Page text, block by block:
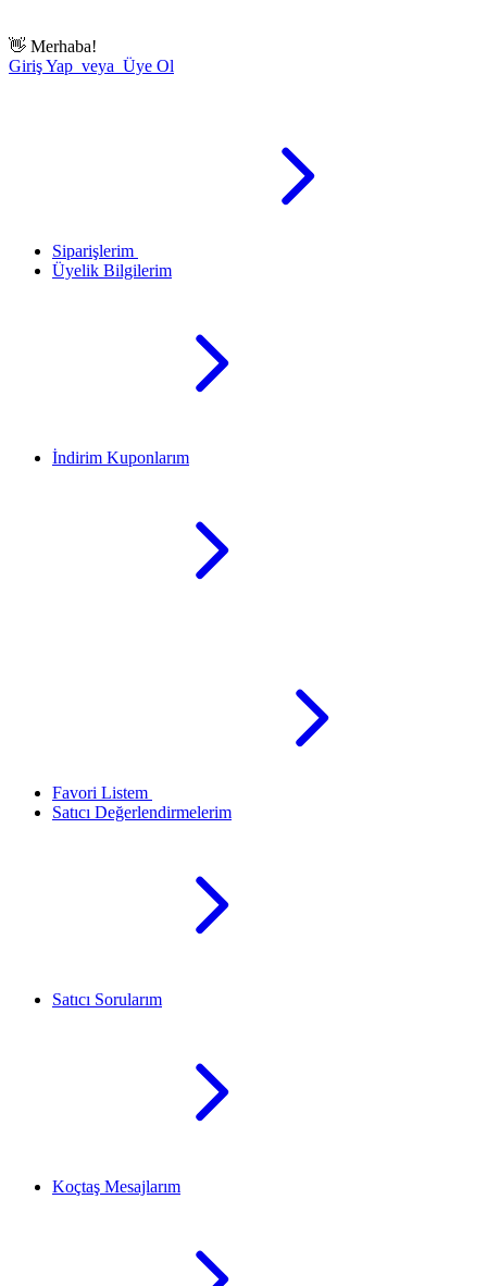
👋 Merhaba!
Giriş Yap veya Üye Ol
Siparişlerim
Üyelik Bilgilerim
İndirim Kuponlarım
Favori Listem
Satıcı Değerlendirmelerim
Satıcı Sorularım
Koçtaş Mesajlarım